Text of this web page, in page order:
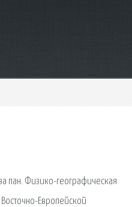
пан. Физико-географическая
Европейской